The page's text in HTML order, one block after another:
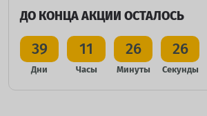
ДО КОНЦА АКЦИИ ОСТАЛОСЬ
39
Дни
11
Часы
26
Минуты
26
Секунды